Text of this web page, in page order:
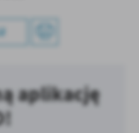
aplikację